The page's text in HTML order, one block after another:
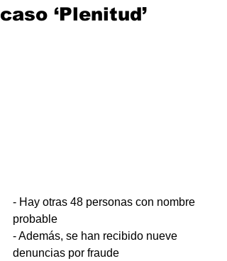
caso ‘Plenitud’
- Hay otras 48 personas con nombre
probable
- ⁠Además, se han recibido nueve
denuncias por fraude